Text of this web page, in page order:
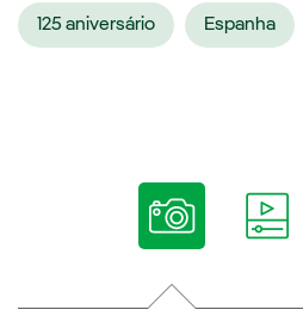
125 aniversário Espanha